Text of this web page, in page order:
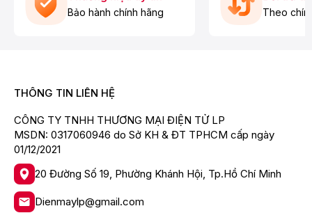
1,1,1-Trichloroethane /
Độ đục
Các chất được loại bỏ theo quy định của
JWPA
Sắt (Hạt mịn)
Có
Nhôm (trung tính)
Bảo hành chính hãng Theo
THÔNG TIN LIÊN HỆ
CÔNG TY TNHH THƯƠNG MẠI ĐIỆN TỬ LP
MSDN: 0317060946 do Sở KH & ĐT TPHCM cấp ngày
01/12/2021
20 Đường Số 19, Phường Khánh Hội, Tp.Hồ Chí Minh
Dienmaylp@gmail.com